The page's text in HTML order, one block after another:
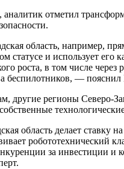
аналитик отметил
область, например,
статусе и использует его
роста, в том числе через
беспилотников, — пояснил
другие регионы Северо-
область делает ставку
робототехнический
за инвестиции и